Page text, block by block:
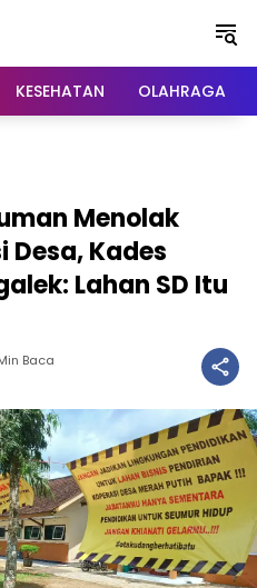
KESEHATAN OLAHRAGA
Menolak
Desa, Kades
Lahan SD Itu
Baca